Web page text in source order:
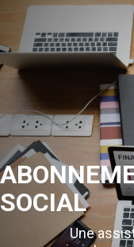
SOCIAL
Une